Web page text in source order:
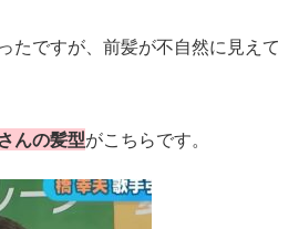
たですが、前髪が不自然に見えて
んの髪型がこちらです。